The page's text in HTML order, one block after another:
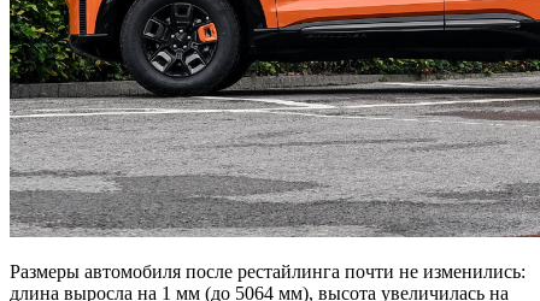
Размеры автомобиля после рестайлинга почти не изменились:
длина выросла на 1 мм (до 5064 мм), высота увеличилась на